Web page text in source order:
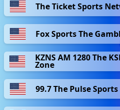
The Ticket Sports
Fox Sports The
KZNS AM 1280 The
Zone
99.7 The Pulse Sports